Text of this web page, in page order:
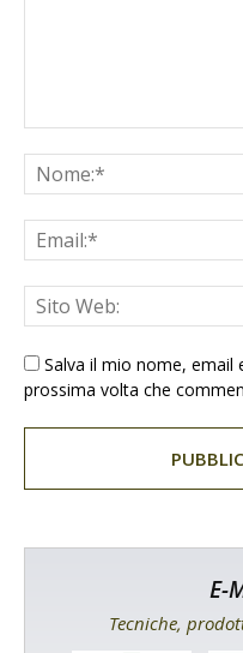
Salva il mio nome, email
prossima volta che
E-
Tecniche,